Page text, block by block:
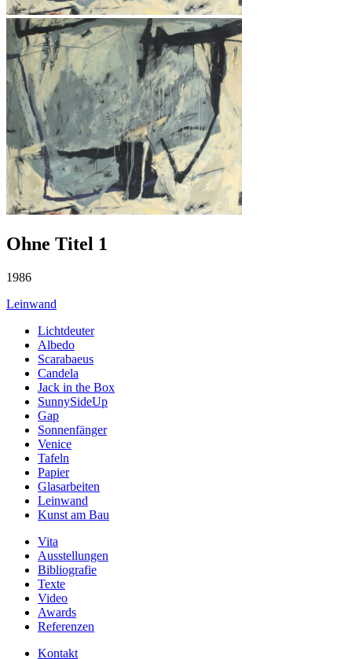
Ohne Titel 1
1986
Leinwand
Lichtdeuter
Albedo
Scarabaeus
Candela
Jack in the Box
SunnySideUp
Gap
Sonnenfänger
Venice
Tafeln
Papier
Glasarbeiten
Leinwand
Kunst am Bau
Vita
Ausstellungen
Bibliografie
Texte
Video
Awards
Referenzen
Kontakt